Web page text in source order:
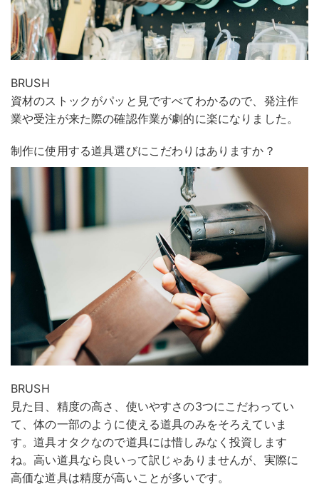
BRUSH
資材のストックがパッと見ですべてわかるので、発注作
業や受注が来た際の確認作業が劇的に楽になりました。
制作に使用する道具選びにこだわりはありますか？
BRUSH
見た目、精度の高さ、使いやすさの3つにこだわってい
て、体の一部のように使える道具のみをそろえていま
す。道具オタクなので道具には惜しみなく投資します
ね。高い道具なら良いって訳じゃありませんが、実際に
高価な道具は精度が高いことが多いです。